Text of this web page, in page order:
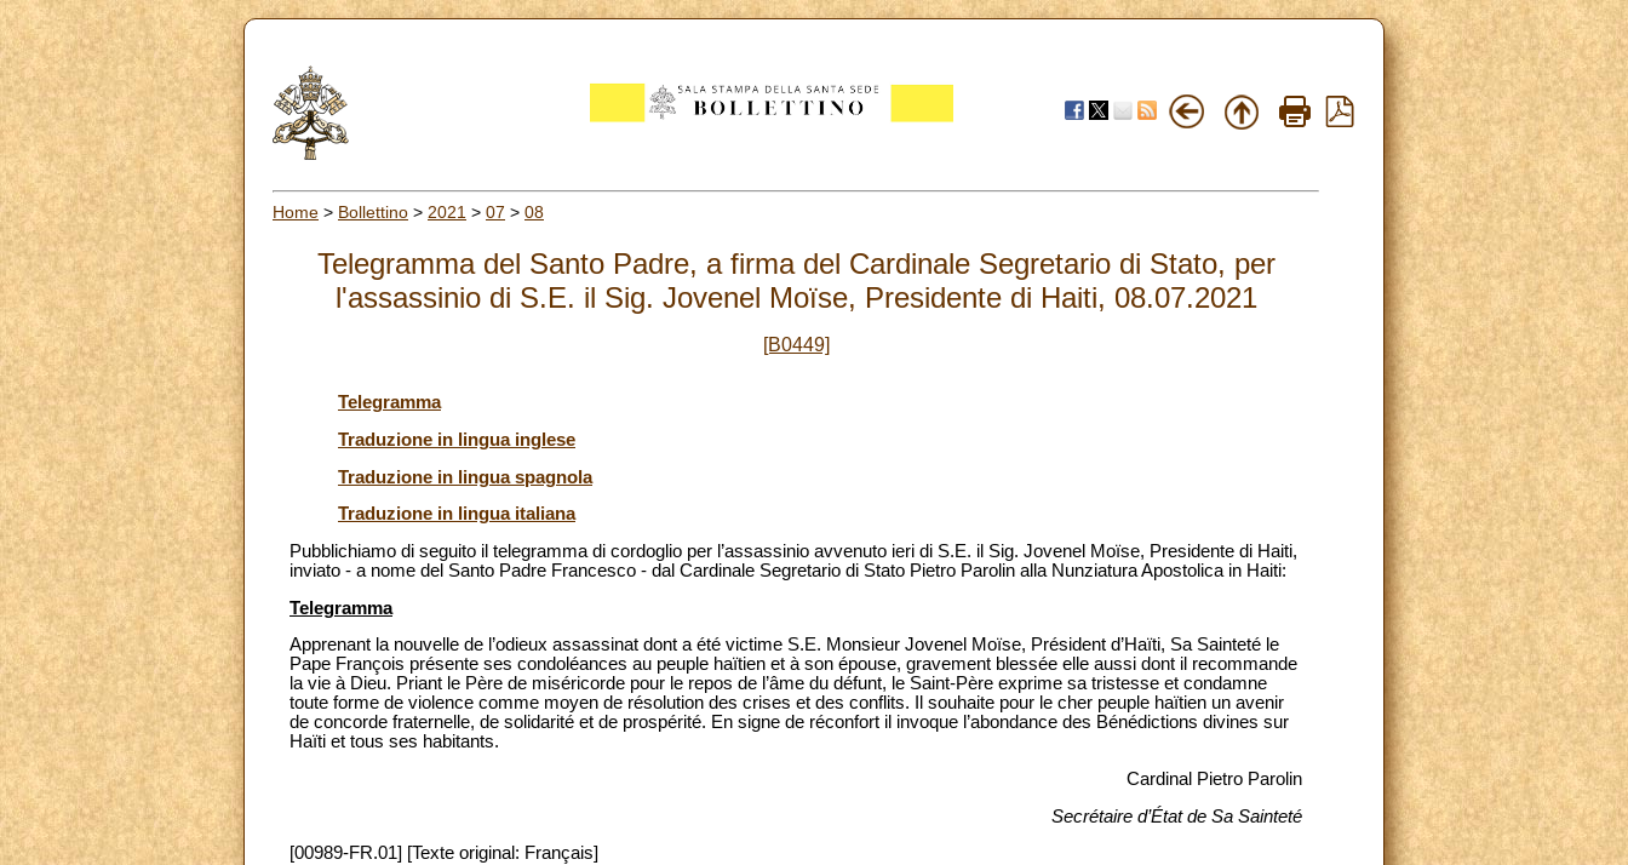
Home > Bollettino > 2021 > 07 > 08
Telegramma del Santo Padre, a firma del Cardinale Segretario di Stato, per
l'assassinio di S.E. il Sig. Jovenel Moïse, Presidente di Haiti, 08.07.2021
[B0449]
Telegramma
Traduzione in lingua inglese
Traduzione in lingua spagnola
Traduzione in lingua italiana
Pubblichiamo di seguito il telegramma di cordoglio per l’assassinio avvenuto ieri di S.E. il Sig. Jovenel Moïse, Presidente di Haiti,
inviato - a nome del Santo Padre Francesco - dal Cardinale Segretario di Stato Pietro Parolin alla Nunziatura Apostolica in Haiti:
Telegramma
Apprenant la nouvelle de l’odieux assassinat dont a été victime S.E. Monsieur Jovenel Moïse, Président d’Haïti, Sa Sainteté le
Pape François présente ses condoléances au peuple haïtien et à son épouse, gravement blessée elle aussi dont il recommande
la vie à Dieu. Priant le Père de miséricorde pour le repos de l’âme du défunt, le Saint-Père exprime sa tristesse et condamne
toute forme de violence comme moyen de résolution des crises et des conflits. Il souhaite pour le cher peuple haïtien un avenir
de concorde fraternelle, de solidarité et de prospérité. En signe de réconfort il invoque l’abondance des Bénédictions divines sur
Haïti et tous ses habitants.
Cardinal Pietro Parolin
Secrétaire d’État de Sa Sainteté
[00989-FR.01] [Texte original: Français]